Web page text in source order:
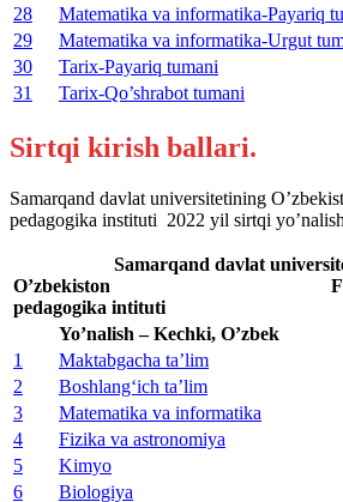
28
Matematika va informatika-Payariq
29
Matematika va informatika-Urgut
30
Tarix-Payariq tumani
31
Tarix-Qo’shrabot tumani
Sirtqi kirish ballari.
Samarqand davlat universitetining
pedagogika instituti 2022 yil sirtqi
Samarqand davlat
O’zbekiston
pedagogika intituti
Yo’nalish – Kechki, O’zbek
1
Maktabgacha ta’lim
2
Boshlang‘ich ta’lim
3
Matematika va informatika
4
Fizika va astronomiya
5
Kimyo
6
Biologiya